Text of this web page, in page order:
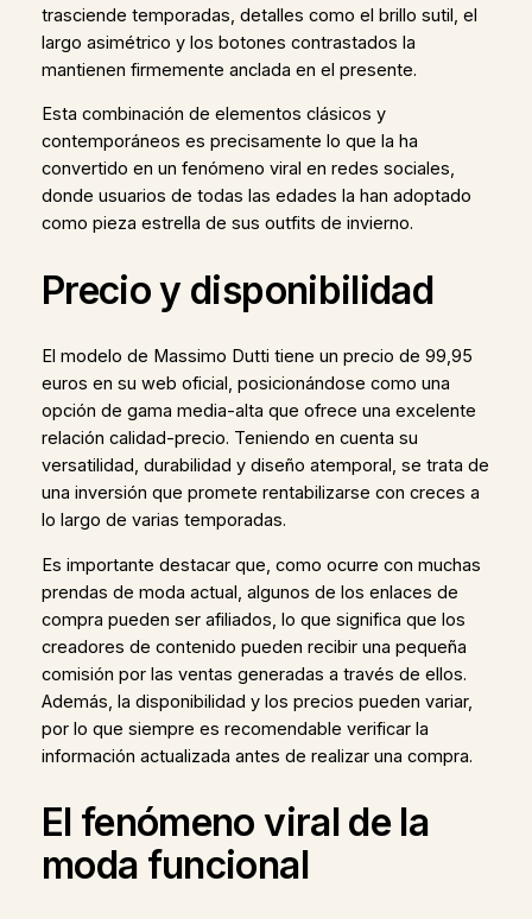
trasciende temporadas, detalles como el brillo sutil, el
largo asimétrico y los botones contrastados la
mantienen firmemente anclada en el presente.
Esta combinación de elementos clásicos y
contemporáneos es precisamente lo que la ha
convertido en un fenómeno viral en redes sociales,
donde usuarios de todas las edades la han adoptado
como pieza estrella de sus outfits de invierno.
Precio y disponibilidad
El modelo de Massimo Dutti tiene un precio de 99,95
euros en su web oficial, posicionándose como una
opción de gama media-alta que ofrece una excelente
relación calidad-precio. Teniendo en cuenta su
versatilidad, durabilidad y diseño atemporal, se trata de
una inversión que promete rentabilizarse con creces a
lo largo de varias temporadas.
Es importante destacar que, como ocurre con muchas
prendas de moda actual, algunos de los enlaces de
compra pueden ser afiliados, lo que significa que los
creadores de contenido pueden recibir una pequeña
comisión por las ventas generadas a través de ellos.
Además, la disponibilidad y los precios pueden variar,
por lo que siempre es recomendable verificar la
información actualizada antes de realizar una compra.
El fenómeno viral de la
moda funcional